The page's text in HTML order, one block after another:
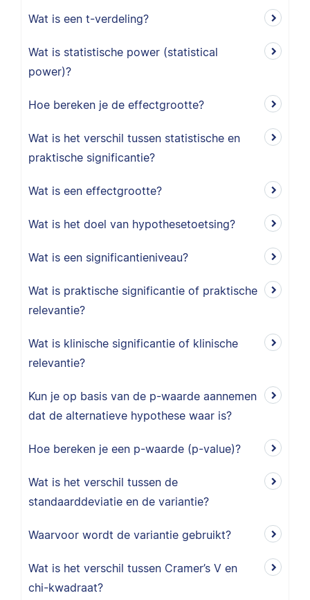
Wat is een t-verdeling?
Wat is statistische power (statistical
power)?
Hoe bereken je de effectgrootte?
Wat is het verschil tussen statistische en
praktische significantie?
Wat is een effectgrootte?
Wat is het doel van hypothesetoetsing?
Wat is een significantieniveau?
Wat is praktische significantie of praktische
relevantie?
Wat is klinische significantie of klinische
relevantie?
Kun je op basis van de p-waarde aannemen
dat de alternatieve hypothese waar is?
Hoe bereken je een p-waarde (p-value)?
Wat is het verschil tussen de
standaarddeviatie en de variantie?
Waarvoor wordt de variantie gebruikt?
Wat is het verschil tussen Cramer’s V en
chi-kwadraat?